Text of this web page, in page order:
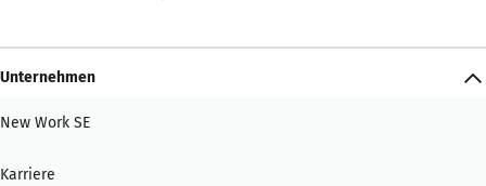
Unternehmen
New Work SE
Karriere